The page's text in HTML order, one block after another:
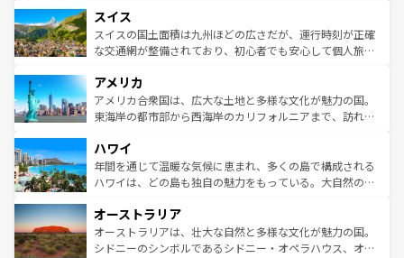
れる地方に足を運ぶとそれぞれで全く異なる文化を体験で
きるだろう。 なお、新着のフランス情報はコンテンツ一覧
を参照してほしい。
は、お酒好きな人にはぜひ体験してほしい。 なお、新着の
ドイツ情報はコンテンツ一覧を参照してほしい。
リアごとに異なる魅力がある。また、優雅なアフタヌーン
ティー、ビール好きにはたまらない英国パブ、サッカー観
戦など、本場だからこそできる体験も豊富。イギリスを旅
ンツ一覧を参照してほしい。
スイス
スイスの国土面積は九州ほどの広さだが、運行時刻が正確
な交通網が整備されており、初心者でも安心して個人旅行
の建物がそのまま残る町や、スイスならではのユニークな
博物館もあり、アルプス観光だけでなく町歩きも満喫する
ことができる。国民の所得が高いため物価も高いが、旅行
ば市内交通費無料で観光を楽しむこともできる。 なお、新
着のスイス情報はコンテンツ一覧 を参照してほしい。
アメリカ
アメリカ合衆国は、広大な土地と多様な文化が魅力の国。
東海岸の都市部から西海岸のカリフォルニアまで、訪れる
のような巨大都市は、観光、ショッピング、エンターテイ
ンメントが詰まった刺激的なスポットだ。一方、アメリカ
西部には大自然が広がり、グランドキャニオンやイエロー
部のニューオーリンズでは、音楽と美食が融合した独特の
文化が魅力。旅行者はアメリカの各地域で異なる魅力を楽
しみながら、その多様性と豊かな歴史を感じることができ
ハワイ
年間を通じて温暖な気候に恵まれ、多くの島で構成される
ハワイは、どの島も独自の魅力をもっている。大自然の神
ワイ島は見逃せない。また、定番の観光地といえばオアフ
島だが、静かな自然を求めるならマウイ島やカウアイ島が
おすすめ。エメラルドグリーンに輝く海をはじめ、豊かな
オーストラリア
オーストラリアは、壮大な自然と多様な文化が魅力の国。
シドニーのシンボルであるシドニー・オペラハウス、オー